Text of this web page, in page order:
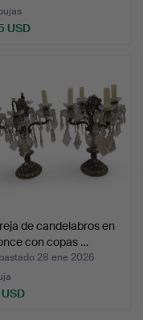
USD
de candelabros en
con copas …
28 ene 2026